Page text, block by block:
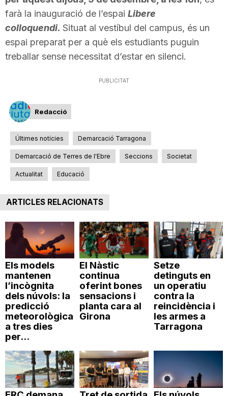
farà la inauguració de l’espai Libere
colloquendi. Situat al vestíbul del campus, és un
espai preparat per a què els estudiants puguin
treballar sense necessitat d’estar en silenci.
PUBLICITAT
Redacció
Últimes notícies Demarcació Tarragona
Demarcació de Terres de l'Ebre Seccions Societat
Actualitat Educació
ARTICLES RELACIONATS
Els models
mantenen
l’incògnita
dels núvols: la
predicció
meteorològica
a tres dies
per...
El Nàstic
continua
oferint bones
sensacions i
planta cara al
Girona
Setze
detinguts en
un operatiu
contra la
reincidència i
les armes a
Tarragona